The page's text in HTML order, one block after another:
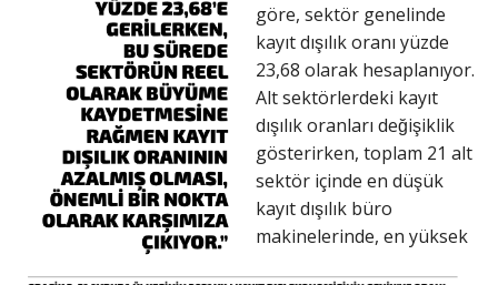
göre, sektör genelinde
kayıt dışılık oranı yüzde
23,68 olarak hesaplanıyor.
Alt sektörlerdeki kayıt
dışılık oranları değişiklik
gösterirken, toplam 21 alt
sektör içinde en düşük
kayıt dışılık büro
makinelerinde, en yüksek